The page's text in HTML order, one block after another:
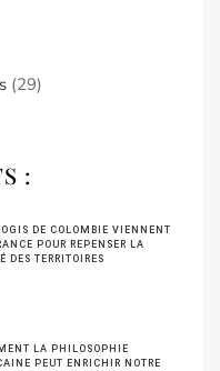
(29)
:
DE COLOMBIE VIENNENT
POUR REPENSER LA
DES TERRITOIRES
LA PHILOSOPHIE
PEUT ENRICHIR NOTRE